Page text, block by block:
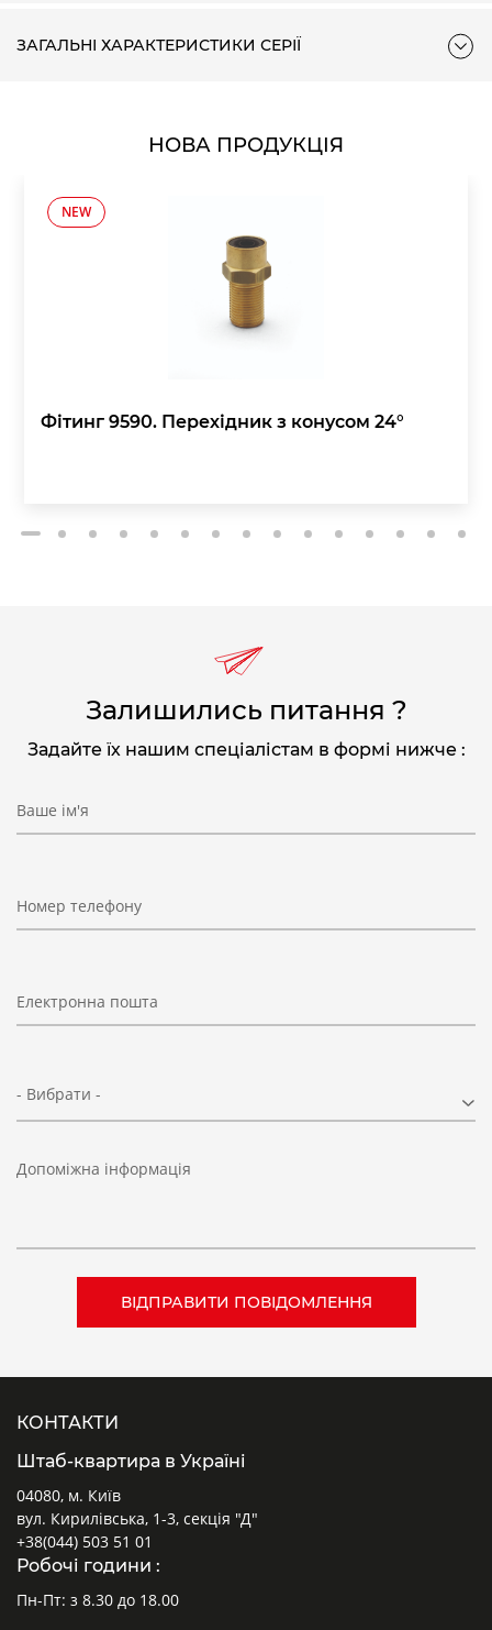
Мод. A
B
ЗАГАЛЬНІ ХАРАКТЕРИСТИКИ СЕРІЇ
НОВА ПРОДУКЦІЯ
NEW
Фітинг 9590. Перехідник з конусом 24°
2 3 4 5 6 7 8 9 10 11 12 13 14 15
Залишились питання ?
Задайте їх нашим спеціалістам в формі нижче :
Ваше ім'я
Номер телефону
Електронна пошта
- Вибрати -
Допоміжна інформація
КОНТАКТИ
Штаб-квартира в Україні
04080, м. Київ
вул. Кирилівська, 1-3, секція "Д"
+38(044) 503 51 01
Робочі години :
Пн-Пт: з 8.30 до 18.00